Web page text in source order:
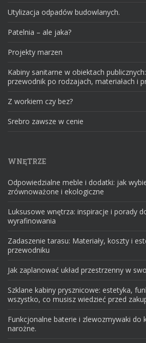
Utylizacja odpadów budowlanych.
Patelnia – ale jaka?
Projekty marzen
Kabiny sanitarne w obiektach
przewodnik po rodzajach, materiałach i
Z workiem czy bez?
Srebro zawsze w cenie
WNĘTRZE
Odpowiedzialne meble i dodatki: jak
zrównoważone i ekologiczne
Luksusowe wnętrza: inspiracje i porady
wyrafinowania
Zadaszenie tarasu: Materiały, koszty i
przewodniku
Jak zaplanować układ przestrzenny w
Szklane kabiny prysznicowe: estetyka,
wszystko, co musisz wiedzieć przed
Funkcjonalne baterie i zlewozmywaki do
narożne.